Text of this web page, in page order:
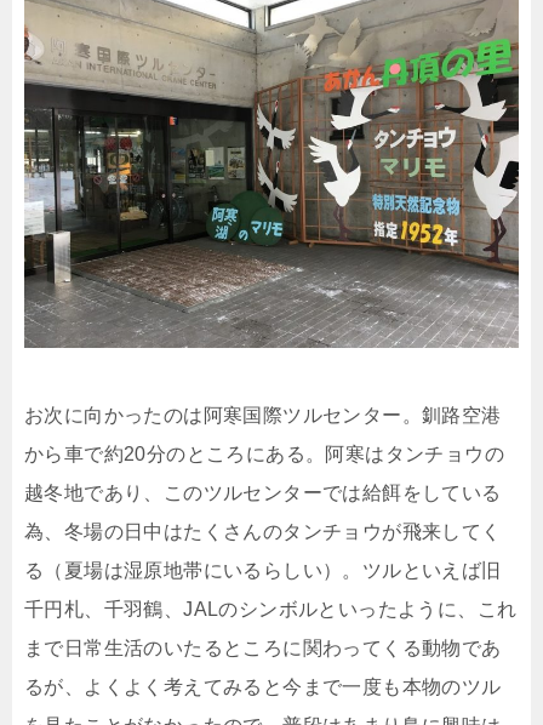
お次に向かったのは阿寒国際ツルセンター。釧路空港
から車で約20分のところにある。阿寒はタンチョウの
越冬地であり、このツルセンターでは給餌をしている
為、冬場の日中はたくさんのタンチョウが飛来してく
る（夏場は湿原地帯にいるらしい）。ツルといえば旧
千円札、千羽鶴、JALのシンボルといったように、これ
まで日常生活のいたるところに関わってくる動物であ
るが、よくよく考えてみると今まで一度も本物のツル